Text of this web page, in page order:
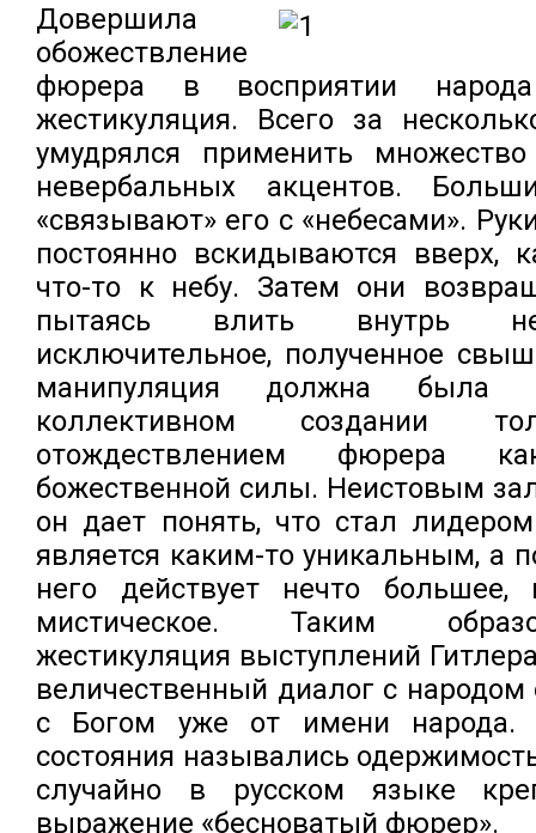
Довершила
обожествление
фюрера в восприятии
жестикуляция. Всего за
умудрялся применить
невербальных акцентов.
«связывают» его с «небесами».
постоянно вскидываются вверх,
что-то к небу. Затем они
пытаясь влить внутрь
исключительное, полученное
манипуляция должна была
коллективном создании
отождествлением фюрера
божественной силы. Неистовым
он дает понять, что стал
является каким-то уникальным, а
него действует нечто большее,
мистическое. Таким
жестикуляция выступлений
величественный диалог с
с Богом уже от имени народа.
состояния назывались
случайно в русском языке
выражение «бесноватый фюрер».